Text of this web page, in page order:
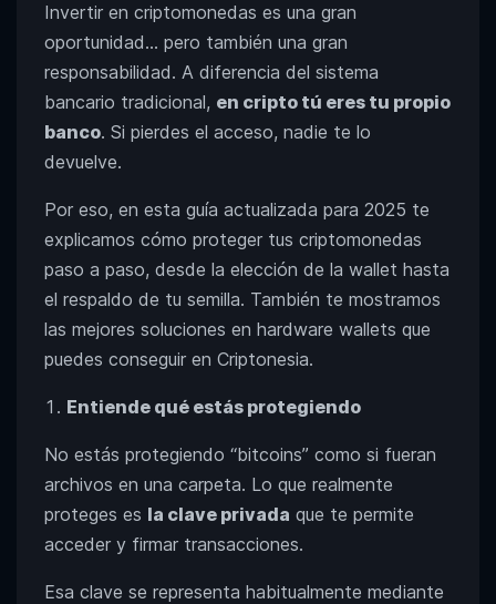
Invertir en criptomonedas es una gran
oportunidad… pero también una gran
responsabilidad. A diferencia del sistema
bancario tradicional, en cripto tú eres tu propio
banco. Si pierdes el acceso, nadie te lo
devuelve.
Por eso, en esta guía actualizada para 2025 te
explicamos cómo proteger tus criptomonedas
paso a paso, desde la elección de la wallet hasta
el respaldo de tu semilla. También te mostramos
las mejores soluciones en hardware wallets que
puedes conseguir en Criptonesia.
Entiende qué estás protegiendo
No estás protegiendo “bitcoins” como si fueran
archivos en una carpeta. Lo que realmente
proteges es la clave privada que te permite
acceder y firmar transacciones.
Esa clave se representa habitualmente mediante